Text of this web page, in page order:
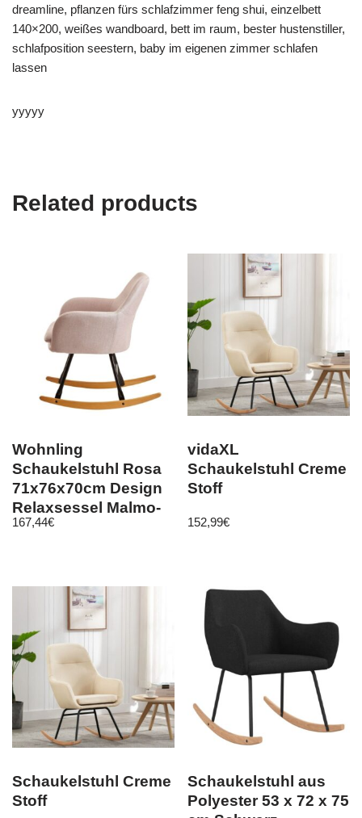
dreamline, pflanzen fürs schlafzimmer feng shui, einzelbett
140×200, weißes wandboard, bett im raum, bester hustenstiller,
schlafposition seestern, baby im eigenen zimmer schlafen
lassen
yyyyy
Related products
Wohnling
Schaukelstuhl Rosa
71x76x70cm Design
Relaxsessel Malmo-
Stoff / Holz | Schwin
167,44€
vidaXL
Schaukelstuhl Creme
Stoff
152,99€
Schaukelstuhl Creme
Stoff
Schaukelstuhl aus
Polyester 53 x 72 x 75